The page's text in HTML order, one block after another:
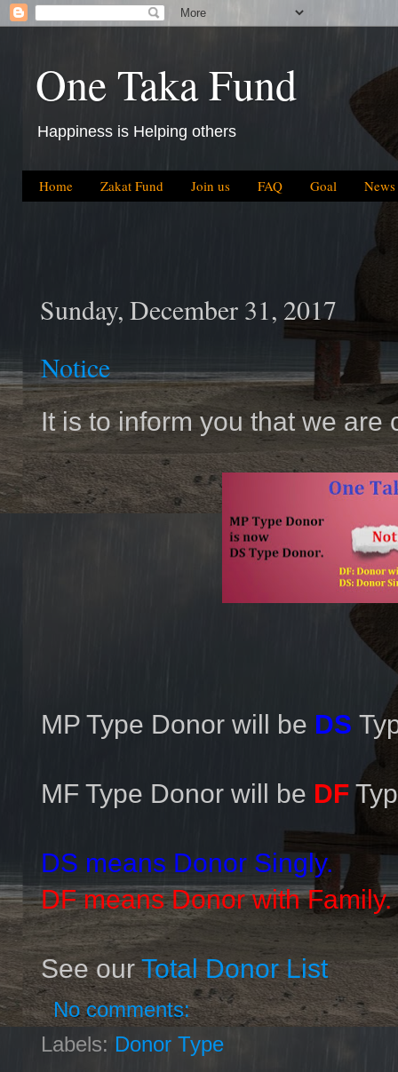
One Taka Fund
Happiness is Helping others
Home Zakat Fund Join us FAQ Goal News
We have
Sunday, December 31, 2017
Notice
It is to inform you that we are
MP Type Donor will be DS
MF Type Donor will be DF
DS means Donor Singly.
DF means Donor with Family.
See ourTotal Donor List
No comments:
Labels: Donor Type